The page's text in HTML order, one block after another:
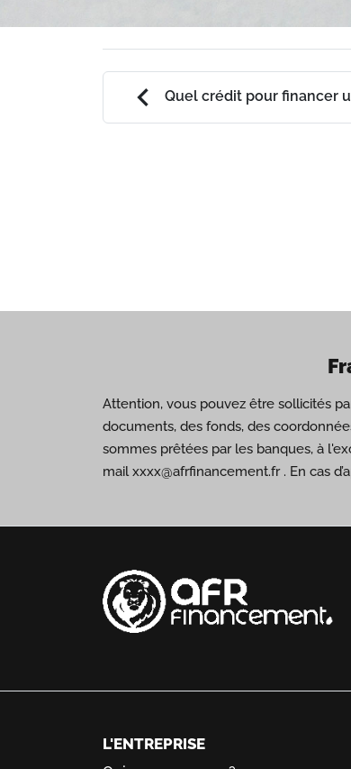
chevron_left Quel crédit pour financer
Attention, vous pouvez être sollicités
documents, des fonds, des
sommes prêtées par les banques, à
mail xxxx@afrfinancement.fr . En cas
L'ENTREPRISE